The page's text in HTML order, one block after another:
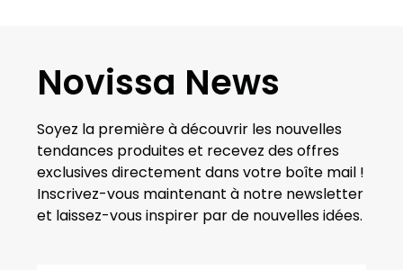
Novissa News
Soyez la première à découvrir les nouvelles
tendances produites et recevez des offres
exclusives directement dans votre boîte mail !
Inscrivez-vous maintenant à notre newsletter
et laissez-vous inspirer par de nouvelles idées.